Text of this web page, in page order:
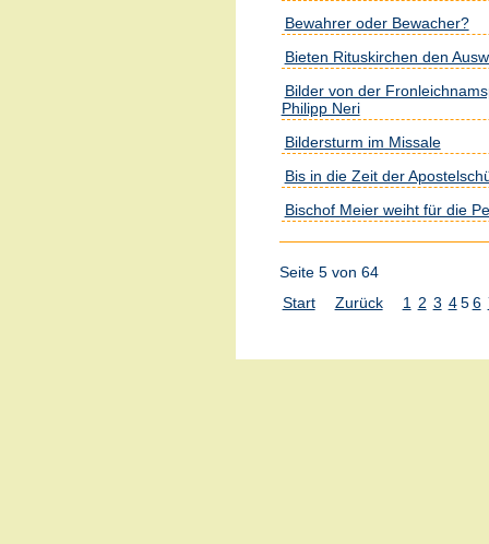
Bewahrer oder Bewacher?
Bieten Rituskirchen den
Bilder von der
Philipp Neri
Bildersturm im Missale
Bis in die Zeit der
Bischof Meier weiht für die
Seite 5 von 64
Start
Zurück 1 2 3 4 5 6